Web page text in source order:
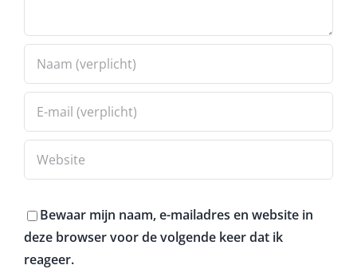
Bewaar mijn naam, e-mailadres en website in
deze browser voor de volgende keer dat ik
reageer.